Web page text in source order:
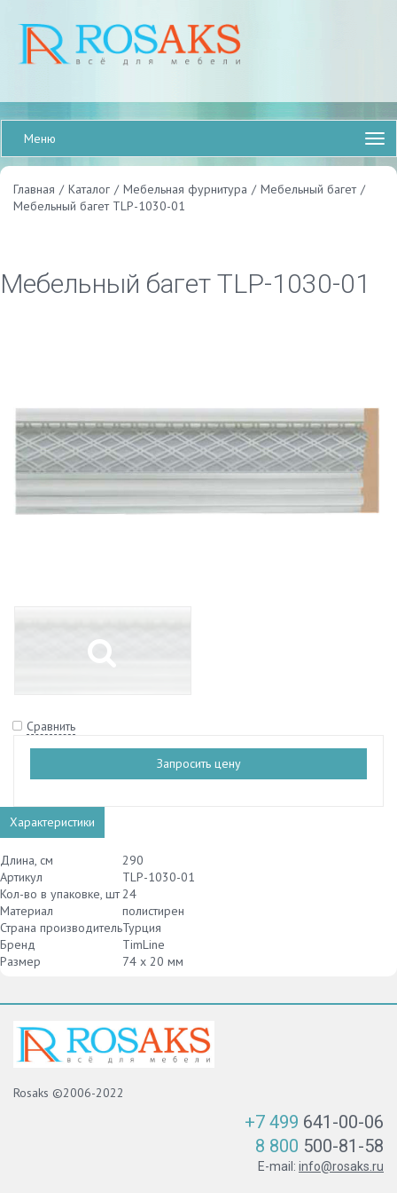
Меню
Главная / Каталог / Мебельная фурнитура / Мебельный багет /
Мебельный багет TLP-1030-01
Мебельный багет TLP-1030-01
Сравнить
Запросить цену
Характеристики
Длина, см
290
Артикул
TLP-1030-01
Кол-во в упаковке, шт 24
Материал
полистирен
Страна производительТурция
Бренд
TimLine
Размер
74 х 20 мм
Rosaks ©2006-2022
+7 499 641-00-06
8 800 500-81-58
E-mail: info@rosaks.ru